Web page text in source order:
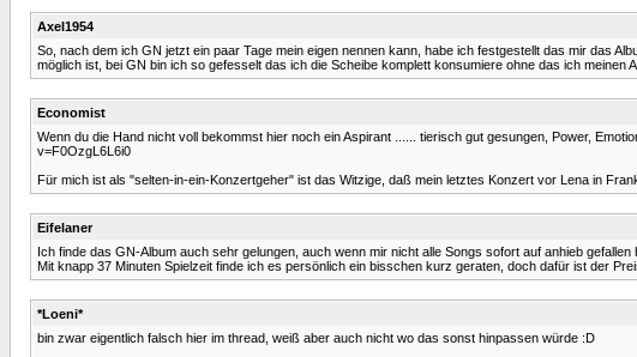
Axel1954
So, nach dem ich GN jetzt ein paar Tage mein eigen nennen kann, habe ich festgestellt das mir das
möglich ist, bei GN bin ich so gefesselt das ich die Scheibe komplett konsumiere ohne das ich
Economist
Wenn du die Hand nicht voll bekommst hier noch ein Aspirant ...... tierisch gut gesungen, Power,
v=F0OzgL6L6i0
Für mich ist als "selten-in-ein-Konzertgeher" ist das Witzige, daß mein letztes Konzert vor Lena in
Eifelaner
Ich finde das GN-Album auch sehr gelungen, auch wenn mir nicht alle Songs sofort auf anhieb gefallen
Mit knapp 37 Minuten Spielzeit finde ich es persönlich ein bisschen kurz geraten, doch dafür ist der
*Loeni*
bin zwar eigentlich falsch hier im thread, weiß aber auch nicht wo das sonst hinpassen würde :D